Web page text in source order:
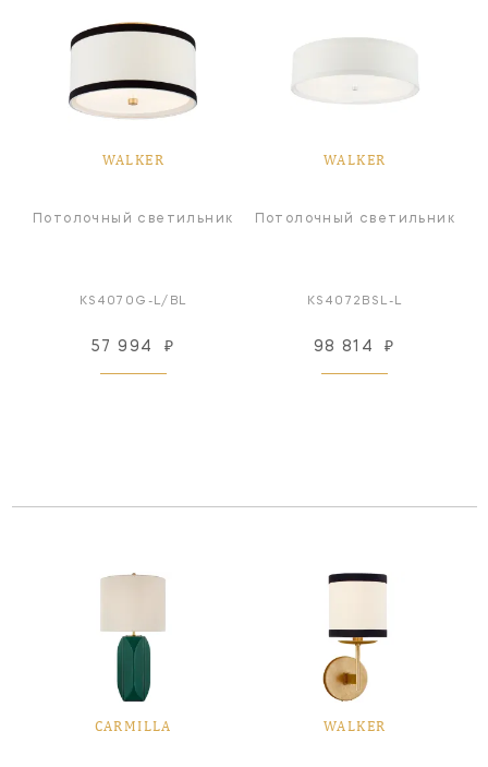
WALKER
Потолочный светильник
KS4070G-L/BL
57 994 ₽
WALKER
Потолочный светильник
KS4072BSL-L
98 814 ₽
CARMILLA WALKER